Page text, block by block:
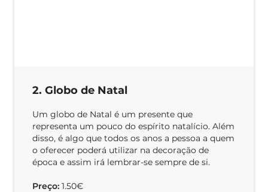
2. Globo de Natal
Um globo de Natal é um presente que
representa um pouco do espírito natalício. Além
disso, é algo que todos os anos a pessoa a quem
o oferecer poderá utilizar na decoração de
época e assim irá lembrar-se sempre de si.
Preço: 1.50€